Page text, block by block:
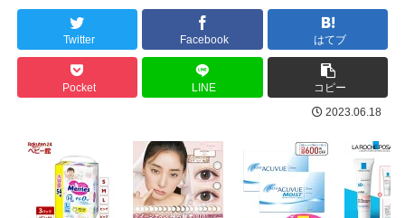
Twitter Facebook はてブ
Pocket LINE
コピー
2023.06.18